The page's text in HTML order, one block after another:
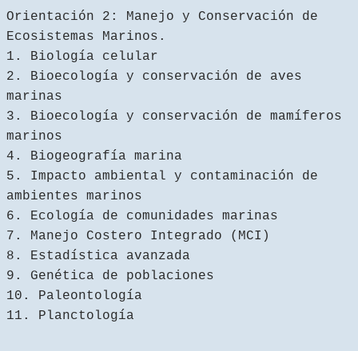
Orientación 2: Manejo y Conservación de
Ecosistemas Marinos.
1. Biología celular
2. Bioecología y conservación de aves
marinas
3. Bioecología y conservación de mamíferos
marinos
4. Biogeografía marina
5. Impacto ambiental y contaminación de
ambientes marinos
6. Ecología de comunidades marinas
7. Manejo Costero Integrado (MCI)
8. Estadística avanzada
9. Genética de poblaciones
10. Paleontología
11. Planctología